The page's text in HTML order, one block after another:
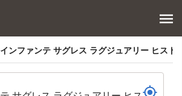
インファンテ サグレス ラグジュアリー ヒスト